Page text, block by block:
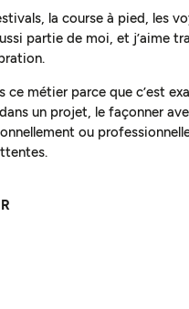
la course à pied, les
partie de moi, et j’aime
ce métier parce que c’est
un projet, le façonner
ou